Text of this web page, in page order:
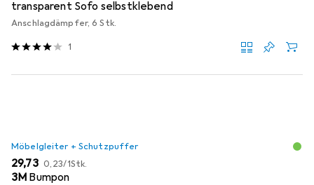
transparent Sofo selbstklebend
Anschlagdämpfer, 6 Stk.
1
Möbelgleiter + Schutzpuffer
EUR
29,73 EUR
0,23/1Stk.
3M Bumpon